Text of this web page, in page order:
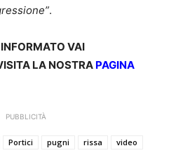
.
INFORMATO VAI
LA NOSTRA PAGINA
PUBBLICITÀ
Portici pugni rissa video